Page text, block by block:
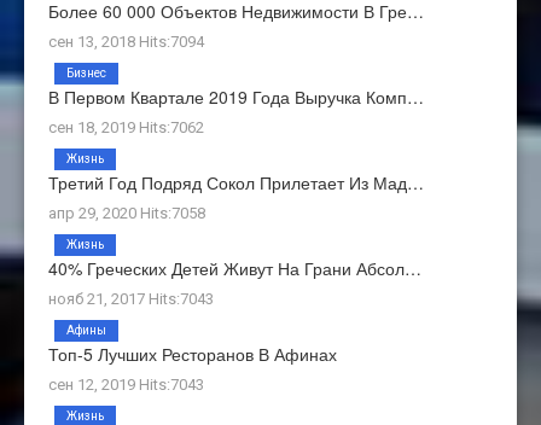
Более 60 000 Объектов Недвижимости В Гре…
сен 13, 2018 Hits:7094
В Первом Квартале 2019 Года Выручка Комп…
сен 18, 2019 Hits:7062
Бизнес
Третий Год Подряд Сокол Прилетает Из Мад…
апр 29, 2020 Hits:7058
Жизнь
40% Греческих Детей Живут На Грани Абсол…
нояб 21, 2017 Hits:7043
Жизнь
Топ-5 Лучших Ресторанов В Афинах
сен 12, 2019 Hits:7043
Афины
Жизнь